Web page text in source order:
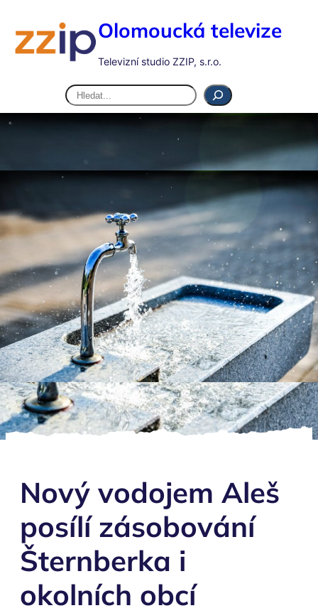
Olomoucká televize
Televizní studio ZZIP, s.r.o.
Hledat
Nový vodojem Aleš
posílí zásobování
Šternberka i
okolních obcí